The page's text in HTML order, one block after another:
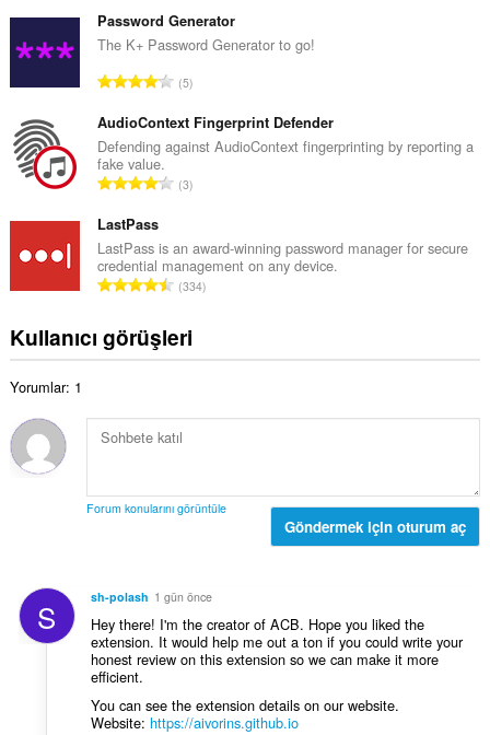
y
s
a
y
ı
s
ı
:
p
l
m
y
s
a
y
s
ı
:
Password Generator
The K+ Password Generator to go!
T
p
l
m
s
a
y
s
ı
5
AudioContext Fingerprint Defender
Defending against AudioContext fingerprinting by reporting a
fake value.
T
l
a
m
y
s
ı
s
3
LastPass
LastPass is an award-winning password manager for secure
credential management on any device.
T
l
o
y
y
:
334
Kullanıcı görüşleri
Yorumlar: 1
Forum konularını görüntüle
Göndermek için oturum aç
S sh-polash 1 gün önce
Hey there! I'm the creator of ACB. Hope you liked the
extension. It would help me out a ton if you could write your
honest review on this extension so we can make it more
efficient.
You can see the extension details on our website.
Website: https://aivorins.github.io